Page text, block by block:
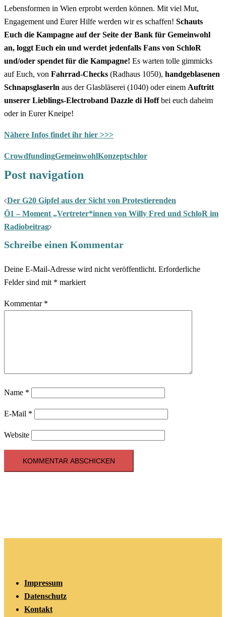
Lebensformen in Wien erprobt werden können. Mit viel Mut,
Engagement und Eurer Hilfe werden wir es schaffen! Schauts
Euch die Kampagne auf der Seite der Bank für Gemeinwohl
an, loggt Euch ein und werdet jedenfalls Fans von SchloR
und/oder spendet für die Kampagne! Es warten tolle gimmicks
auf Euch, von Fahrrad-Checks (Radhaus 1050), handgeblasenen
Schnapsglaserln aus der Glasbläserei (1040) oder einem Auftritt
unserer Lieblings-Electroband Dazzle di Hoffbei euch daheim
oder in Eurer Kneipe!
Nähere Infos findet ihr hier >>>
CrowdfundingGemeinwohlKonzeptschlor
Post navigation
Der G20 Gipfel aus der Sicht von Protestierenden
Ö1 – Moment „Vertreter*innen von Willy Fred und SchloR im
Radiobeitrag
Schreibe einen Kommentar
Deine E-Mail-Adresse wird nicht veröffentlicht. Erforderliche
Felder sind mit * markiert
Kommentar *
Name *
E-Mail *
Website
Impressum
Datenschutz
Kontakt